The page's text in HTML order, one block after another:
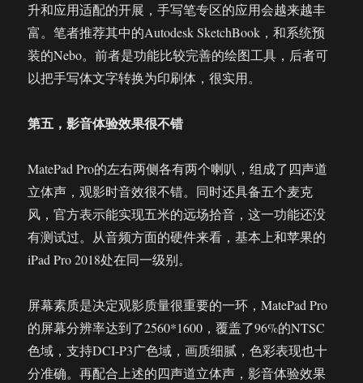
升和应用适配的开展，手写笔专区的应用会越来越丰
富。笔者推荐其中的Autodesk SketchBook，和系统预
装的Nebo。前者是功能比较完善的绘图工具，后者可
以把手写体文字转换为印刷体，很实用。
第五，影音体验效果很不错
MatePad Pro的左右两侧各有两个喇叭，组成了四声道
立体声，观影时音效很不错。同时还具备五个麦克
风，官方表示能实现五米的远场拾音，这一功能还没
有测试过。从音频方面的硬件来看，基本上和苹果的
iPad Pro 2018处在同一级别。
屏幕素质是决定观影质量很重要的一环，MatePad Pro
的屏幕分辨率达到了2560*1600，覆盖了96%的NTSC
色域，支持DCI-P3广色域，画质细腻，色彩表现也十
分准确。再配合上述的四声道立体声，影音体验效果